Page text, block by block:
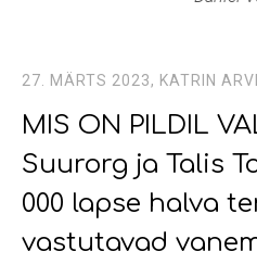
27. MÄRTS 2023, KATRIN
MIS ON PILDIL
Suurorg ja Talis
000 lapse halva
vastutavad